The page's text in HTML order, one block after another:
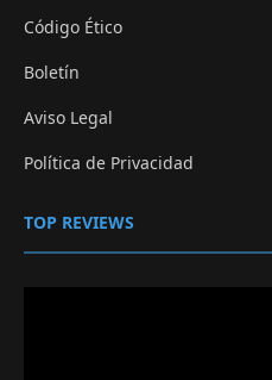
Código Ético
Boletín
Aviso Legal
Política de Privacidad
TOP REVIEWS